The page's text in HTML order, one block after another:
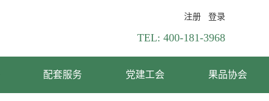
登录
注册
TEL: 400-181-3968
配套服务 党建工会 果品协会